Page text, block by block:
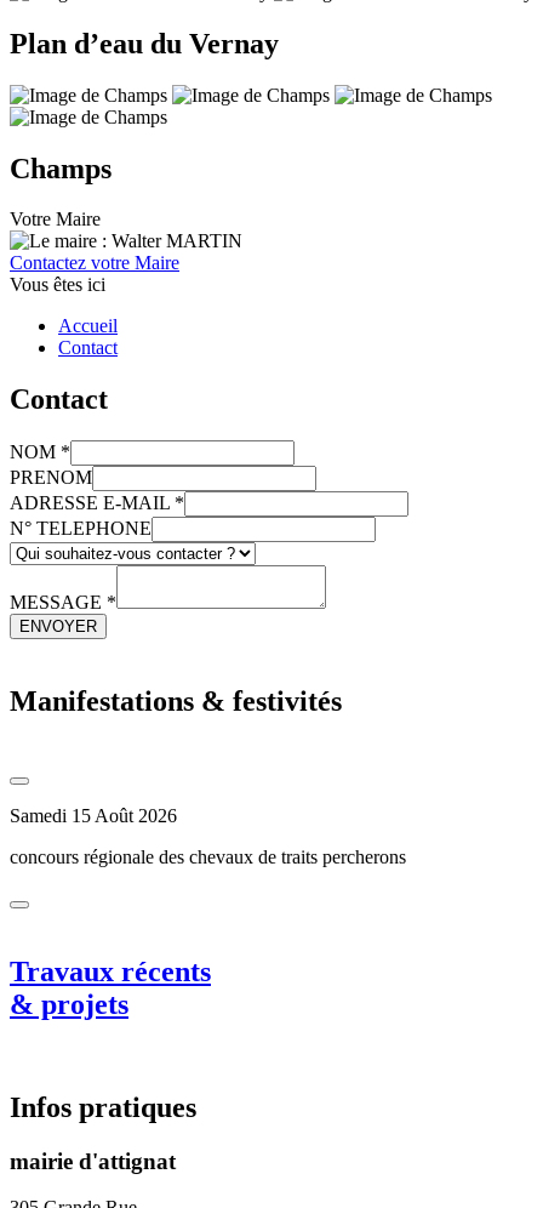
Plan d’eau du Vernay
Champs
Votre Maire
Contactez votre Maire
Vous êtes ici
Accueil
Contact
Contact
NOM *
PRENOM
ADRESSE E-MAIL *
N° TELEPHONE
MESSAGE *
ENVOYER
Manifestations & festivités
Samedi 15 Août 2026
concours régionale des chevaux de traits percherons
Travaux récents
& projets
Infos pratiques
mairie d'attignat